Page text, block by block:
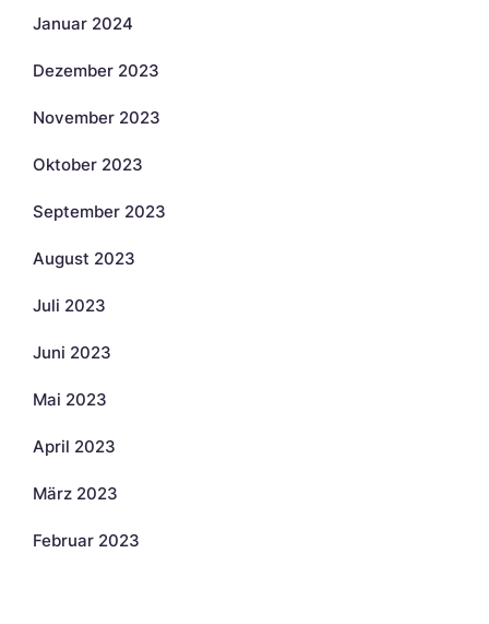
Januar 2024
Dezember 2023
November 2023
Oktober 2023
September 2023
August 2023
Juli 2023
Juni 2023
Mai 2023
April 2023
März 2023
Februar 2023